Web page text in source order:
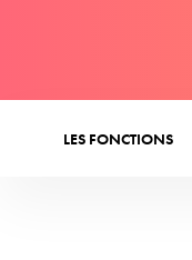
LES FONCTIONS